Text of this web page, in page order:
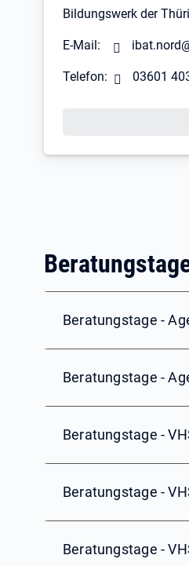
Bildungswerk der
E-Mail:
Telefon: 03601
Beratungstage -
Beratungstage -
Beratungstage -
Beratungstage -
Beratungstage -